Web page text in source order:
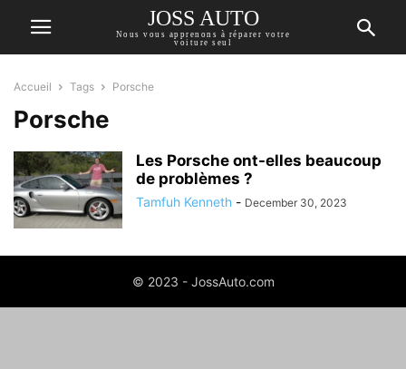
JOSS AUTO
Nous vous apprenons à réparer votre
voiture seul
Accueil Tags Porsche
Porsche
Les Porsche ont-elles beaucoup
de problèmes ?
Tamfuh Kenneth - December 30, 2023
© 2023 - JossAuto.com